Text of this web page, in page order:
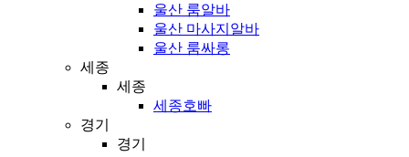
울산 룸알바
울산 마사지알바
울산 룸싸롱
세종
세종
세종호빠
경기
경기